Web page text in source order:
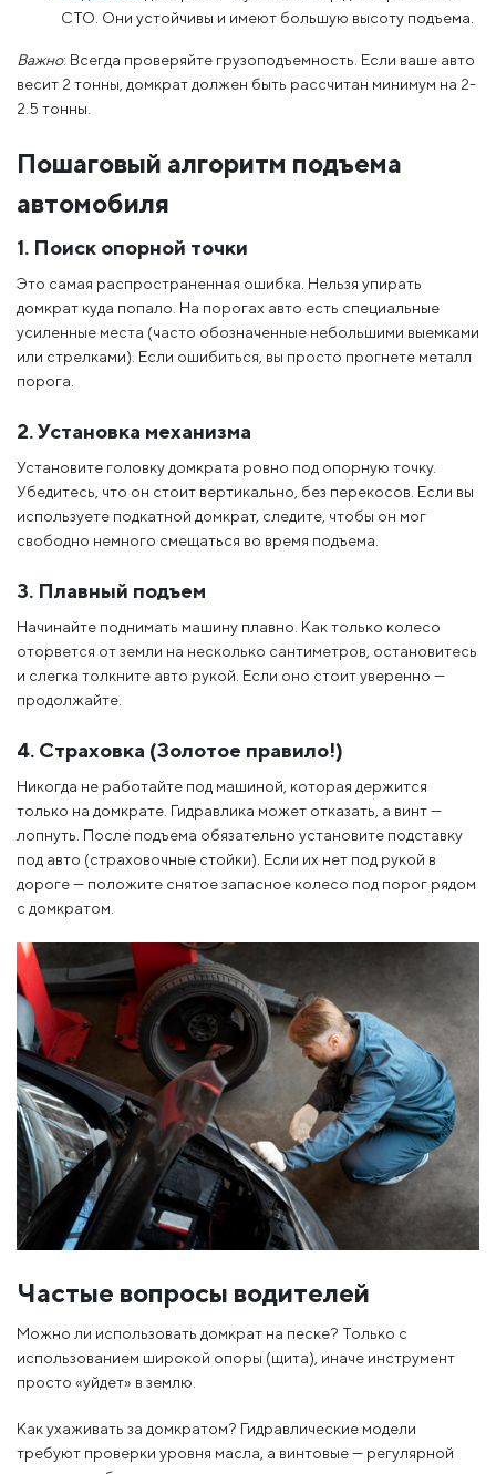
СТО. Они устойчивы и имеют большую высоту подъема.
Важно: Всегда проверяйте грузоподъемность. Если ваше авто
весит 2 тонны, домкрат должен быть рассчитан минимум на 2-
2.5 тонны.
Пошаговый алгоритм подъема
автомобиля
1. Поиск опорной точки
Это самая распространенная ошибка. Нельзя упирать
домкрат куда попало. На порогах авто есть специальные
усиленные места (часто обозначенные небольшими выемками
или стрелками). Если ошибиться, вы просто прогнете металл
порога.
2. Установка механизма
Установите головку домкрата ровно под опорную точку.
Убедитесь, что он стоит вертикально, без перекосов. Если вы
используете подкатной домкрат, следите, чтобы он мог
свободно немного смещаться во время подъема.
3. Плавный подъем
Начинайте поднимать машину плавно. Как только колесо
оторвется от земли на несколько сантиметров, остановитесь
и слегка толкните авто рукой. Если оно стоит уверенно —
продолжайте.
4. Страховка (Золотое правило!)
Никогда не работайте под машиной, которая держится
только на домкрате. Гидравлика может отказать, а винт —
лопнуть. После подъема обязательно установите подставку
под авто (страховочные стойки). Если их нет под рукой в
дороге — положите снятое запасное колесо под порог рядом
с домкратом.
Частые вопросы водителей
Можно ли использовать домкрат на песке? Только с
использованием широкой опоры (щита), иначе инструмент
просто «уйдет» в землю.
Как ухаживать за домкратом? Гидравлические модели
требуют проверки уровня масла, а винтовые — регулярной